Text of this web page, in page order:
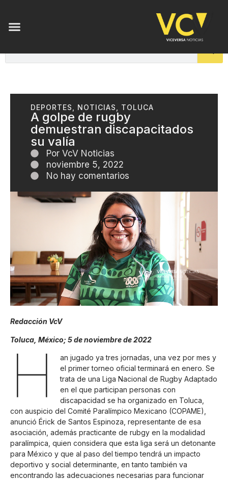
DEPORTES NOTICIAS TOLUCA
A golpe de rugby
demuestran discapacitados
su valía
Por VcV Noticias
noviembre 5, 2022
No hay comentarios
Redacción VcV
Toluca, México; 5 de noviembre de 2022
H
an jugado ya tres jornadas, una vez por mes y
el primer torneo oficial terminará en enero. Se
trata de una Liga Nacional de Rugby Adaptado
en el que participan personas con
discapacidad se ha organizado en Toluca,
con auspicio del Comité Paralímpico Mexicano (COPAME),
anunció Érick de Santos Espinoza, representante de esa
asociación, además practicante de rubgy en la modalidad
paralímpica, quien considera que esta liga será un detonante
para México y que al paso del tiempo tendrá un impacto
deportivo y social determinante, en tanto también va
encontrando las adecuaciones necesarias para funcionar